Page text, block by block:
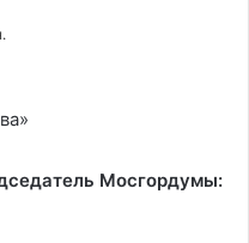
Мосгордумы: